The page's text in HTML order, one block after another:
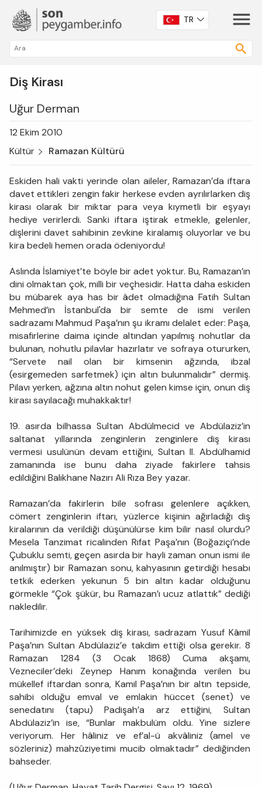
TR
Diş Kirası
Uğur Derman
12 Ekim 2010
Kültür
Ramazan Kültürü
Eskiden hali vakti yerinde olan aileler, Ramazan’da iftara
davet ettikleri zengin fakir herkese evden ayrılırlarken diş
kirası olarak bir miktar para veya kıymetli bir eşyayı
hediye verirlerdi. Sanki iftara iştirak etmekle, gelenler,
dişlerini davet sahibinin zevkine kiralamış oluyorlar ve bu
kira bedeli hemen orada ödeniyordu!
Aslında İslamiyet’te böyle bir adet yoktur. Bu, Ramazan’ın
dini olmaktan çok, milli bir veçhesidir. Hatta daha eskiden
bu mübarek aya has bir âdet olmadığına Fatih Sultan
Mehmed’in İstanbul'da bir semte de ismi verilen
sadrazamı Mahmud Paşa’nın şu ikramı delalet eder: Paşa,
misafirlerine daima içinde altından yapılmış nohutlar da
bulunan, nohutlu pilavlar hazırlatır ve sofraya otururken,
“Servete nail olan bir kimsenin ağzında, ibzal
(esirgemeden sarfetmek) için altın bulunmalıdır” dermiş.
Pilavı yerken, ağzına altın nohut gelen kimse için, onun diş
kirası sayılacağı muhakkaktır!
19. asırda bilhassa Sultan Abdülmecid ve Abdülaziz’in
saltanat yıllarında zenginlerin zenginlere diş kirası
vermesi usulünün devam ettiğini, Sultan II. Abdülhamid
zamanında ise bunu daha ziyade fakirlere tahsis
edildiğini Balıkhane Nazırı Ali Rıza Bey yazar.
Ramazan’da fakirlerin bile sofrası gelenlere açıkken,
cömert zenginlerin iftarı, yüzlerce kişinin ağırladığı diş
kiralarının da verildiği düşünülürse kim bilir nasıl olurdu?
Mesela Tanzimat ricalinden Rıfat Paşa’nın (Boğaziçi’nde
Çubuklu semti, geçen asırda bir hayli zaman onun ismi ile
anılmıştır) bir Ramazan sonu, kahyasının getirdiği hesabı
tetkik ederken yekunun 5 bin altın kadar olduğunu
görmekle “Çok şükür, bu Ramazan’ı ucuz atlattık” dediği
nakledilir.
Tarihimizde en yüksek diş kirası, sadrazam Yusuf Kâmil
Paşa’nın Sultan Abdülaziz’e takdim ettiği olsa gerekir. 8
Ramazan 1284 (3 Ocak 1868) Cuma akşamı,
Vezneciler’deki Zeynep Hanım konağında verilen bu
mükellef iftardan sonra, Kamil Paşa’nın bir altın tepside,
sahibi olduğu emval ve emlakin hüccet (senet) ve
senedatını (tapu) Padişah’a arz ettiğini, Sultan
Abdülaziz’in ise, “Bunlar makbulüm oldu. Yine sizlere
veriyorum. Her hâliniz ve ef’al-ü akvâliniz (amel ve
sözleriniz) mahzûziyetimi mucib olmaktadır” dediğinden
bahseder.